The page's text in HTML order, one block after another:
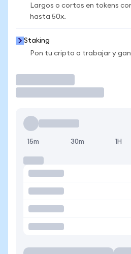
Largos o cortos en tokens
hasta 50x.
Staking
Pon tu cripto a trabajar y
15m 30m 1H